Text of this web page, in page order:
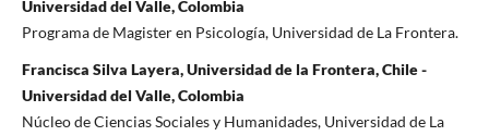
Universidad del Valle, Colombia
Programa de Magister en Psicología, Universidad de La Frontera.
Francisca Silva Layera, Universidad de la Frontera, Chile -
Universidad del Valle, Colombia
Núcleo de Ciencias Sociales y Humanidades, Universidad de La